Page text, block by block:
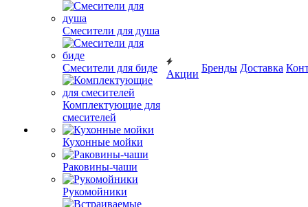
Смесители для душа
Смесители для биде
Комплектующие для
смесителей
Кухонные мойки
Раковины-чаши
Рукомойники
Акции
Бренды Доставка